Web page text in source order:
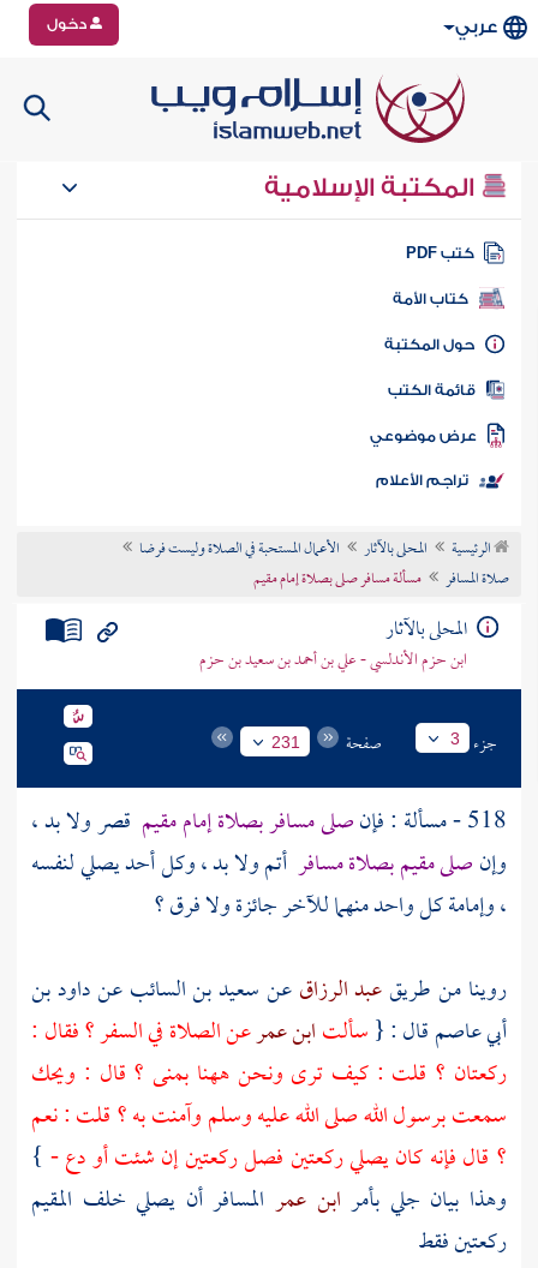
عربي دخول
المكتبة الإسلامية
كتب PDF
كتاب الأمة
المكتبة
الكتب
موضوعي
تراجم الأعلام
الرئيسية المحلى بالآثار
الأعمال المستحبة في الصلاة وليست فرضا
صلاة المسافر
مسألة مسافر صلى بصلاة إمام مقيم
المحلى بالآثار
ابن حزم الأندلسي - علي بن أحمد بن سعيد بن حزم
جزء 3 صفحة 231
518 - مسألة : فإن صلى مسافر بصلاة إمام مقيم قصر ولا بد ،
وإنصلى مقيم بصلاة مسافر أتم ولا بد ، وكل أحد يصلي لنفسه
، وإمامة كل واحد منهما للآخر جائزة ولا فرق ؟
روينا من طريقعبد الرزاقعنسعيد بن السائبعنداود بن
أبي عاصمقال : {سألتابن عمرعن الصلاة في السفر ؟ فقال :
ركعتان ؟ قلت : كيف ترى ونحن ههنا بمنى ؟ قال : ويحك
سمعت برسول الله صلى الله عليه وسلم وآمنت به ؟ قلت : نعم
؟ قال فإنه كان يصلي ركعتين فصل ركعتين إن شئت أو دع - }
وهذا بيان جلي بأمر ابن عمر المسافر أن يصلي خلف المقيم
ركعتين فقط